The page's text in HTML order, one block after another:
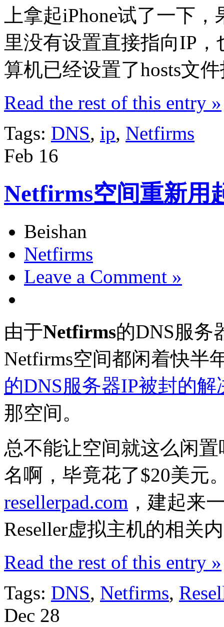
上拿起iPhone试了一下
里没有设置直接指向IP
算机已经设置了hosts文
Read the rest of this entry »
Tags: DNS, ip, Netfirms
Feb 16
Netfirms空间重新用
Beishan
Netfirms
Leave a Comment »
由于Netfirms的DNS服务
Netfirms空间都闲着快半
的DNS服务器IP被封的解
那空间。
总不能让空间就这么闲
名啊，毕竟花了$20美元
resellerpad.com ，建起来
Reseller虚拟主机的相关
Read the rest of this entry »
Tags: DNS, Netfirms,
Dec 28